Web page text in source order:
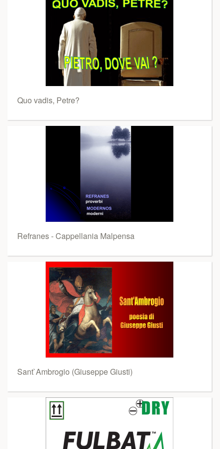
Quo vadis, Petre?
Refranes - Cappellania Malpensa
Sant`Ambrogio (Giuseppe Giusti)